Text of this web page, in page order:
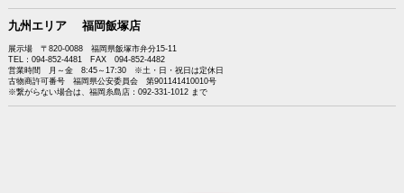
九州エリア 福岡飯塚店
展示場 〒820-0088 福岡県飯塚市弁分15-11
TEL：094-852-4481 FAX 094-852-4482
営業時間 月～金 8:45～17:30 ※土・日・祝日は定休日
古物商許可番号 福岡県公安委員会 第901141410010号
※繋がらない場合は、福岡糸島店：092-331-1012 まで